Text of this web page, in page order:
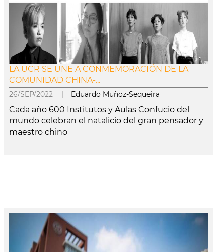
LA UCR SE UNE A CONMEMORACIÓN DE LA
COMUNIDAD CHINA-...
26/SEP/2022 | Eduardo Muñoz-Sequeira
Cada año 600 Institutos y Aulas Confucio del
mundo celebran el natalicio del gran pensador y
maestro chino